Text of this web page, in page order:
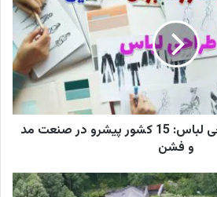
بهترین کشور برای طراحی لباس: 15 کشور پیشرو در صنعت مد
و فشن